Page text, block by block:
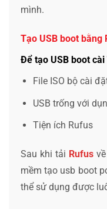
mình.
Tạo USB boot bằng
Để tạo USB boot
File ISO bộ cài
USB trống với
Tiện ích Rufus
Sau khi tải Rufus
mềm tạo usb boot
thể sử dụng được